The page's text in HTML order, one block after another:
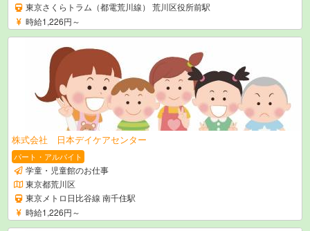
東京さくらトラム（都電荒川線） 荒川区役所前駅
時給1,226円～
株式会社 日本デイケアセンター
パート・アルバイト
学童・児童館のお仕事
東京都荒川区
東京メトロ日比谷線 南千住駅
時給1,226円～